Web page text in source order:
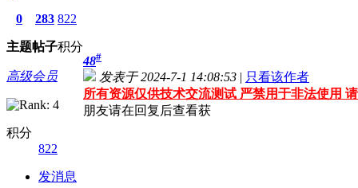
0
主题
283
帖子
822
积分
高级会员
积分
822
发消息
48#
发表于 2024-7-1 14:08:53 | 只看该作者
所有资源仅供技术交流测试 严禁用于非法使用
朋友请在回复后查看获